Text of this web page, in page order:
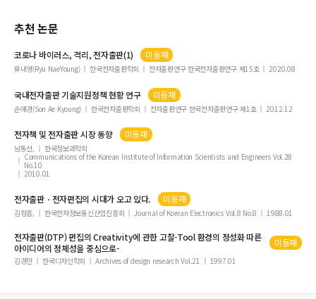
비스 관련 이용자 반응 분석 /
유재준 /2017 /전자책의 매체적 특성과 이용에 관한 연구 : 전자책
출판관계자 및 이용자의 의견을 중심으로 /
전국출판협회 출판과학연구소 (2023). <2023 출판시장>.
정윤희·김기덕 / 2019 /전자출판산업 발전 방안에 관한 연구: 책문화
정다희 /2020 /
구 /한국디지털콘텐츠학회논문지 /21권 10호 /1797-1800 /
한국출판문화산업진흥원 (2022). <2021 디지털전환시대 콘텐츠 이용
트렌드 연구>.
한국출판문화산업진흥원 (2023). <전자책 시장 현황 분석 및 활성화
방안 도출 연구>.
한국출판문화산업진흥원 (2023). <2023 출판산업 콘퍼런스-결산과
전망>.
한주리 /2021 /도서관 전자책 서비스의 쟁점과 상생 방안 연구 /한
추천 논문
코로나 바이러스, 격리,전자출판(1) 미등재
류내영(Ryu NaeYoung) 한국전자출판학회 전자출판연구 한국전자출판연구 제15호 2020.08
국내전자출판기술지원정책 현황 연구 미등재
손애경(Son Ae Kyoung) 한국전자출판학회 전자출판연구 한국전자출판연구 제1호 2012.12
전자책 및전자출판시장 동향 미등재
남동선,
한국정보과학회
Communications of the Korean Institute of Information Scientists and Engineers Vol.28
No.10
2010.01
전자출판ㆍ 전자편집의 시대가 오고 있다. 미등재
김정흠, 한국전자정보통신산업진흥회 Journal of Korean Electronics Vol.8 No.8 1988.01
전자출판(DTP) 편집의 Creativity에 관한 고찰-Tool 환경의 정성화 따른
아이디어의 정체성을 중심으로-
미등재
김경만 한국디자인학회 Archives of design research Vol.21 1997.01